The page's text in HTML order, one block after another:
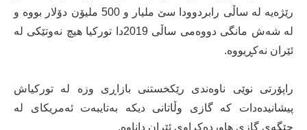
رێژەیە لە ساڵی رابردوودا سێ ملیار و 500 ملیۆن دۆلار بووە و
لە شەش مانگی دووەمی ساڵی 2019دا تورکیا هیچ نەوتێکی لە
ئێران نەکڕیووە.
راپۆرتی نوێی ناوەندی رێکخستنی بازاڕی وزە لە تورکیاش
پیشانیدەدات کە گازی وڵاتانی دیکە بەتایبەت ئەمریکای لە
جێگەی گازی هاوردەکراوی ئێران داناوە.